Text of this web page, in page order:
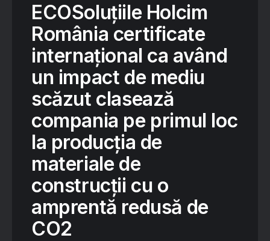
ECOSoluțiile Holcim
România certificate
internațional ca având
un impact de mediu
scăzut clasează
compania pe primul loc
la producția de
materiale de
construcții cu o
amprentă redusă de
CO2